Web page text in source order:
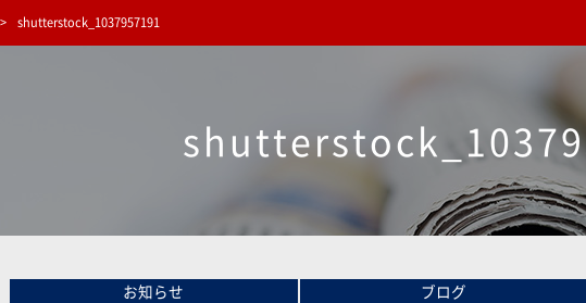
shutterstock_1037957191
お知らせ ブログ